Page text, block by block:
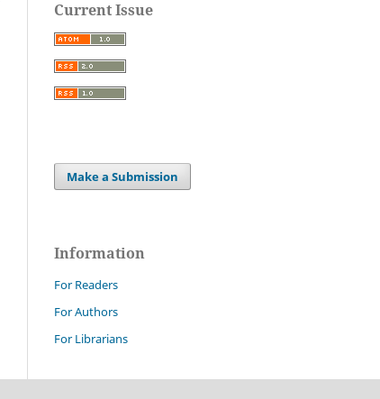
Current Issue
Make a Submission
Information
For Readers
For Authors
For Librarians